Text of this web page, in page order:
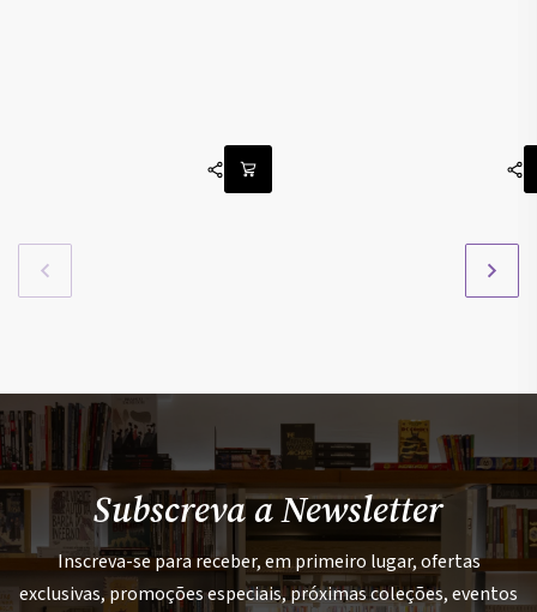
Subscreva a Newsletter
Inscreva-se para receber, em primeiro lugar, ofertas
exclusivas, promoções especiais, próximas coleções, eventos